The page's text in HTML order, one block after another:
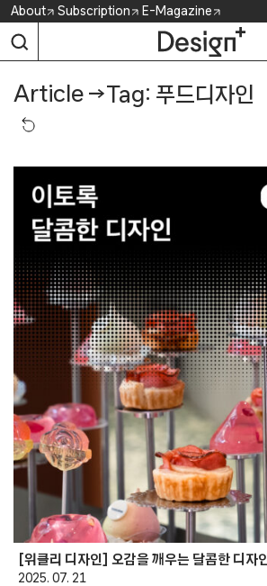
Skip
content
About Subscription E-Magazine
Article →Tag: 푸드디자인
[위클리 디자인] 오감을 깨우는 달콤한 디자인
2025. 07. 21